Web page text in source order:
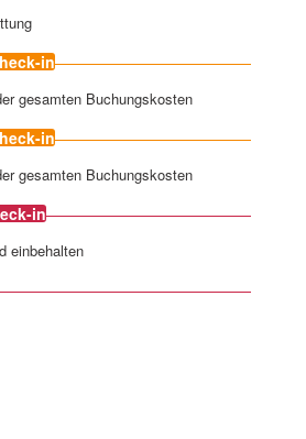
in
gesamten Buchungskosten
in
gesamten Buchungskosten
in
einbehalten